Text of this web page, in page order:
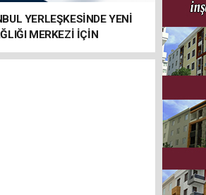
YERLEŞKESİNDE YENİ
MERKEZİ İÇİN
SÜRÜYOR